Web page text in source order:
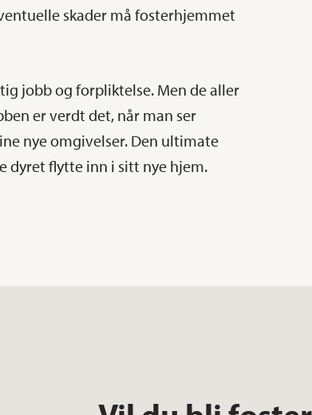
skader må fosterhjemmet
jobb og forpliktelse. Men de aller
er verdt det, når man ser
nye omgivelser. Den ultimate
dyret flytte inn i sitt nye hjem.